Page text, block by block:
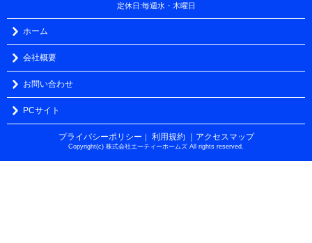
定休日:毎週水・木曜日
ホーム
会社概要
お問い合わせ
PCサイト
プライバシーポリシー ｜ 利用規約 ｜アクセスマップ
Copyright(c) 株式会社エーティーホームズ All rights reserved.